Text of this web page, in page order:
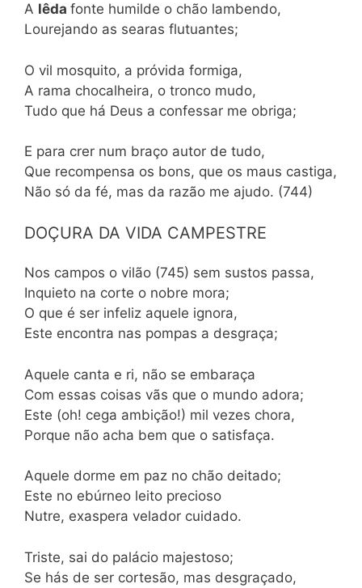
A lêda fonte humilde o chão lambendo,
Lourejando as searas flutuantes;
O vil mosquito, a próvida formiga,
A rama chocalheira, o tronco mudo,
Tudo que há Deus a confessar me obriga;
E para crer num braço autor de tudo,
Que recompensa os bons, que os maus castiga,
Não só da fé, mas da razão me ajudo. (744)
DOÇURA DA VIDA CAMPESTRE
Nos campos o vilão (745) sem sustos passa,
Inquieto na corte o nobre mora;
O que é ser infeliz aquele ignora,
Este encontra nas pompas a desgraça;
Aquele canta e ri, não se embaraça
Com essas coisas vãs que o mundo adora;
Este (oh! cega ambição!) mil vezes chora,
Porque não acha bem que o satisfaça.
Aquele dorme em paz no chão deitado;
Este no ebúrneo leito precioso
Nutre, exaspera velador cuidado.
Triste, sai do palácio majestoso;
Se hás de ser cortesão, mas desgraçado,